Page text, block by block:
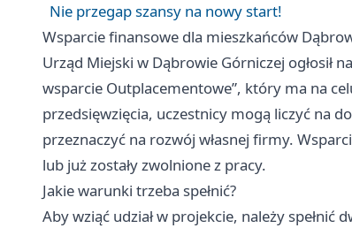
Nie przegap szansy na nowy start!
Wsparcie finansowe dla mieszkańców
Urząd Miejski w Dąbrowie Górniczej
wsparcie Outplacementowe”, który ma na
przedsięwzięcia, uczestnicy mogą liczyć na
przeznaczyć na rozwój własnej firmy.
lub już zostały zwolnione z pracy.
Jakie warunki trzeba spełnić?
Aby wziąć udział w projekcie, należy